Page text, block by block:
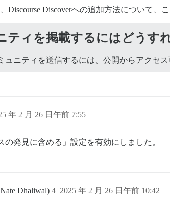
Discourse Discoverへの追加方法について、
ティを掲載するにはどうす
ュニティを送信するには、公開からアクセ
年 2 月 26 日午前 7:55
の発見に含める」設定を有効にしました。
Dhaliwal) 2025 年 2 月 26 日午前 10:42
4